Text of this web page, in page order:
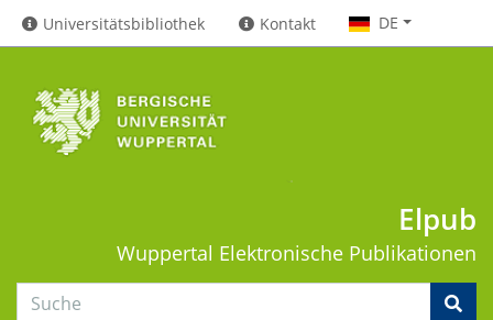
Universitätsbibliothek Kontakt DE
Elpub
Wuppertal Elektronische Publikationen